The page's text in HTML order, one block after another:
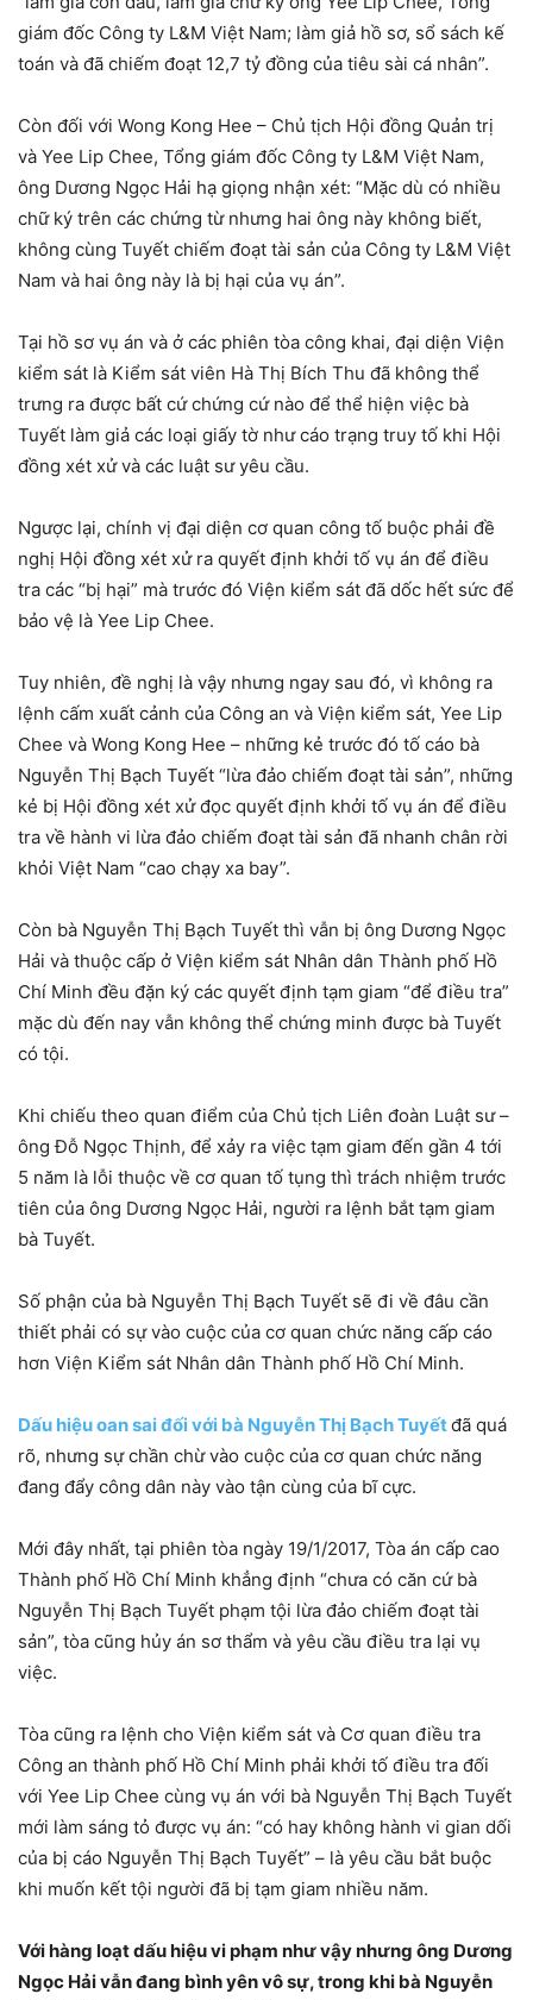
giám đốc Công ty L&M Việt Nam; làm giả hồ sơ, sổ sách kế
toán và đã chiếm đoạt 12,7 tỷ đồng của tiêu sài cá nhân”.
Còn đối với Wong Kong Hee – Chủ tịch Hội đồng Quản trị
và Yee Lip Chee, Tổng giám đốc Công ty L&M Việt Nam,
ông Dương Ngọc Hải hạ giọng nhận xét: “Mặc dù có nhiều
chữ ký trên các chứng từ nhưng hai ông này không biết,
không cùng Tuyết chiếm đoạt tài sản của Công ty L&M Việt
Nam và hai ông này là bị hại của vụ án”.
Tại hồ sơ vụ án và ở các phiên tòa công khai, đại diện Viện
kiểm sát là Kiểm sát viên Hà Thị Bích Thu đã không thể
trưng ra được bất cứ chứng cứ nào để thể hiện việc bà
Tuyết làm giả các loại giấy tờ như cáo trạng truy tố khi Hội
đồng xét xử và các luật sư yêu cầu.
Ngược lại, chính vị đại diện cơ quan công tố buộc phải đề
nghị Hội đồng xét xử ra quyết định khởi tố vụ án để điều
tra các “bị hại” mà trước đó Viện kiểm sát đã dốc hết sức để
bảo vệ là Yee Lip Chee.
Tuy nhiên, đề nghị là vậy nhưng ngay sau đó, vì không ra
lệnh cấm xuất cảnh của Công an và Viện kiểm sát, Yee Lip
Chee và Wong Kong Hee – những kẻ trước đó tố cáo bà
Nguyễn Thị Bạch Tuyết “lừa đảo chiếm đoạt tài sản”, những
kẻ bị Hội đồng xét xử đọc quyết định khởi tố vụ án để điều
tra về hành vi lừa đảo chiếm đoạt tài sản đã nhanh chân rời
khỏi Việt Nam “cao chạy xa bay”.
Còn bà Nguyễn Thị Bạch Tuyết thì vẫn bị ông Dương Ngọc
Hải và thuộc cấp ở Viện kiểm sát Nhân dân Thành phố Hồ
Chí Minh đều đặn ký các quyết định tạm giam “để điều tra”
mặc dù đến nay vẫn không thể chứng minh được bà Tuyết
có tội.
Khi chiếu theo quan điểm của Chủ tịch Liên đoàn Luật sư –
ông Đỗ Ngọc Thịnh, để xảy ra việc tạm giam đến gần 4 tới
5 năm là lỗi thuộc về cơ quan tố tụng thì trách nhiệm trước
tiên của ông Dương Ngọc Hải, người ra lệnh bắt tạm giam
bà Tuyết.
Số phận của bà Nguyễn Thị Bạch Tuyết sẽ đi về đâu cần
thiết phải có sự vào cuộc của cơ quan chức năng cấp cáo
hơn Viện Kiểm sát Nhân dân Thành phố Hồ Chí Minh.
Dấu hiệu oan sai đối với bà Nguyễn Thị Bạch Tuyếtđã quá
rõ, nhưng sự chần chừ vào cuộc của cơ quan chức năng
đang đẩy công dân này vào tận cùng của bĩ cực.
Mới đây nhất, tại phiên tòa ngày 19/1/2017, Tòa án cấp cao
Thành phố Hồ Chí Minh khẳng định “chưa có căn cứ bà
Nguyễn Thị Bạch Tuyết phạm tội lừa đảo chiếm đoạt tài
sản”, tòa cũng hủy án sơ thẩm và yêu cầu điều tra lại vụ
việc.
Tòa cũng ra lệnh cho Viện kiểm sát và Cơ quan điều tra
Công an thành phố Hồ Chí Minh phải khởi tố điều tra đối
với Yee Lip Chee cùng vụ án với bà Nguyễn Thị Bạch Tuyết
mới làm sáng tỏ được vụ án: “có hay không hành vi gian dối
của bị cáo Nguyễn Thị Bạch Tuyết” – là yêu cầu bắt buộc
khi muốn kết tội người đã bị tạm giam nhiều năm.
Với hàng loạt dấu hiệu vi phạm như vậy nhưng ông Dương
Ngọc Hải vẫn đang bình yên vô sự, trong khi bà Nguyễn